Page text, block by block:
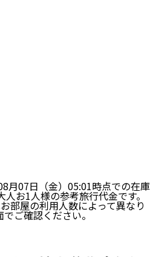
月07日（金）05:01時点での在庫
人お1人様の参考旅行代金です。
部屋の利用人数によって異なり
でご確認ください。